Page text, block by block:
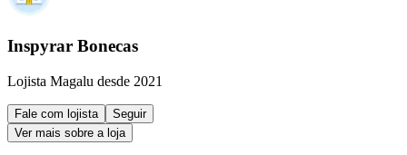
Inspyrar Bonecas
Lojista Magalu desde 2021
Fale com lojista
Seguir
Ver mais sobre a loja